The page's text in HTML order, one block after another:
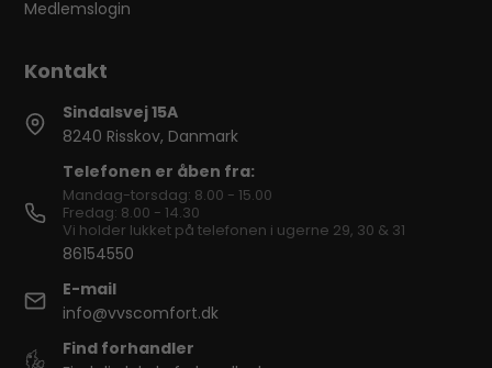
Medlemslogin
Sindalsvej 15A
8240 Risskov, Danmark
Telefonen er åben fra:
Mandag-torsdag: 8.00 - 15.00
Fredag: 8.00 - 14.30
Vi holder lukket på telefonen i ugerne 29, 30 & 31
86154550
E-mail
info@vvscomfort.dk
Find forhandler